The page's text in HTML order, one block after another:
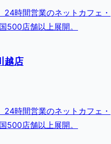
時間営業のネットカフェ・
500店舗以上展開。
越店
時間営業のネットカフェ・
500店舗以上展開。